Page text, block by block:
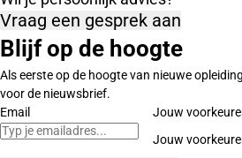
Vraag een gesprek aan
Blijf op de hoogte
Als eerste op de hoogte van nieuwe
voor de nieuwsbrief.
Email
Jouw